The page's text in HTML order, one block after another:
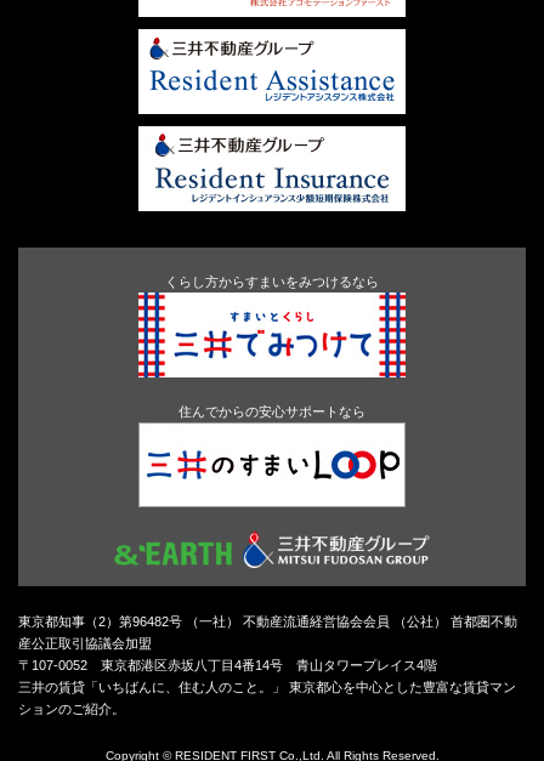
くらし方からすまいをみつけるなら
住んでからの安心サポートなら
東京都知事（2）第96482号 （一社） 不動産流通経営協会会員 （公社） 首都圏不動
産公正取引協議会加盟
〒107-0052 東京都港区赤坂八丁目4番14号 青山タワープレイス4階
三井の賃貸「いちばんに、住む人のこと。」 東京都心を中心とした豊富な賃貸マン
ションのご紹介。
Copyright © RESIDENT FIRST Co.,Ltd. All Rights Reserved.